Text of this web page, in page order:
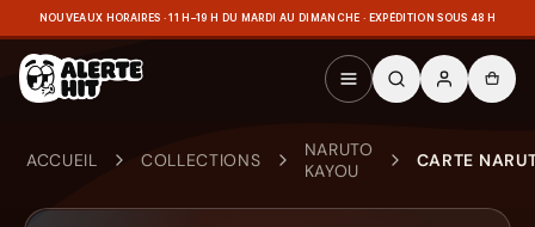
NOUVEAUX HORAIRES · 11 H–19 H DU MARDI AU DIMANCHE · EXPÉDITION SOUS 48 H
ACCUEIL COLLECTIONS
NARUTO
KAYOU
CARTE